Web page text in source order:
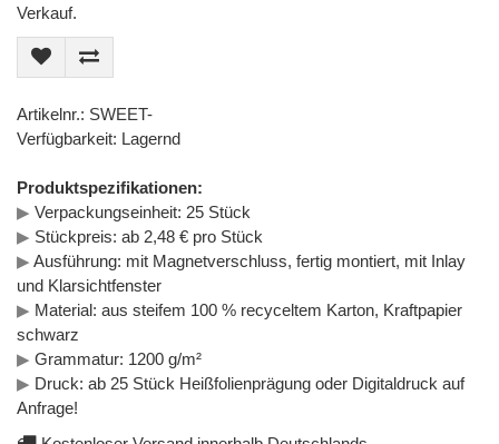
Verkauf.
Artikelnr.: SWEET-
Verfügbarkeit: Lagernd
Produktspezifikationen:
▶ Verpackungseinheit: 25 Stück
▶ Stückpreis: ab 2,48 € pro Stück
▶ Ausführung: mit Magnetverschluss, fertig montiert, mit Inlay
und Klarsichtfenster
▶ Material: aus steifem 100 % recyceltem Karton, Kraftpapier
schwarz
▶ Grammatur: 1200 g/m²
▶ Druck: ab 25 Stück Heißfolienprägung oder Digitaldruck auf
Anfrage!